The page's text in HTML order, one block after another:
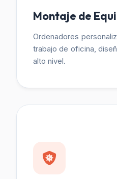
Montaje de
Ordenadores
trabajo de oficina,
alto nivel.